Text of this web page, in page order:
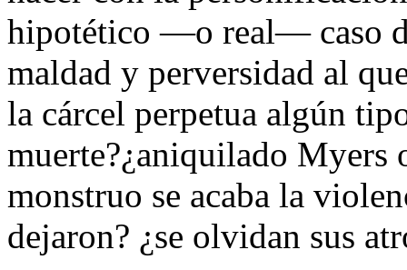
hipotético —o real— caso
maldad y perversidad al
la cárcel perpetua algún
muerte?¿aniquilado Myers
monstruo se acaba la
dejaron? ¿se olvidan sus